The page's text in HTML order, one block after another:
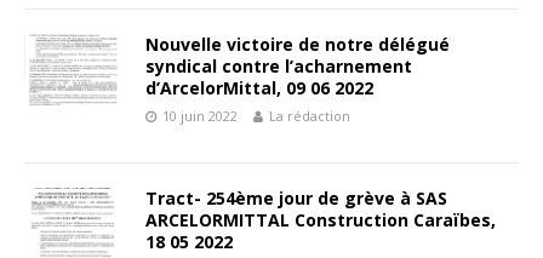
Nouvelle victoire de notre délégué
syndical contre l’acharnement
d’ArcelorMittal, 09 06 2022
10 juin 2022 La rédaction
Tract- 254ème jour de grève à SAS
ARCELORMITTAL Construction Caraïbes,
18 05 2022